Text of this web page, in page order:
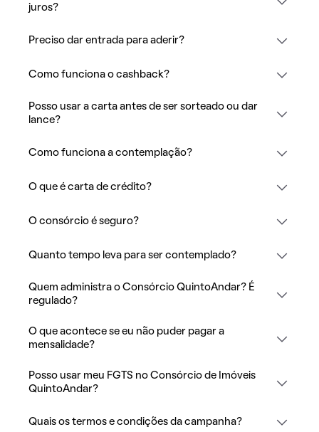
juros?
Preciso dar entrada para aderir?
Como funciona o cashback?
Posso usar a carta antes de ser sorteado ou dar
lance?
Como funciona a contemplação?
O que é carta de crédito?
O consórcio é seguro?
Quanto tempo leva para ser contemplado?
Quem administra o Consórcio QuintoAndar? É
regulado?
O que acontece se eu não puder pagar a
mensalidade?
Posso usar meu FGTS no Consórcio de Imóveis
QuintoAndar?
Quais os termos e condições da campanha?